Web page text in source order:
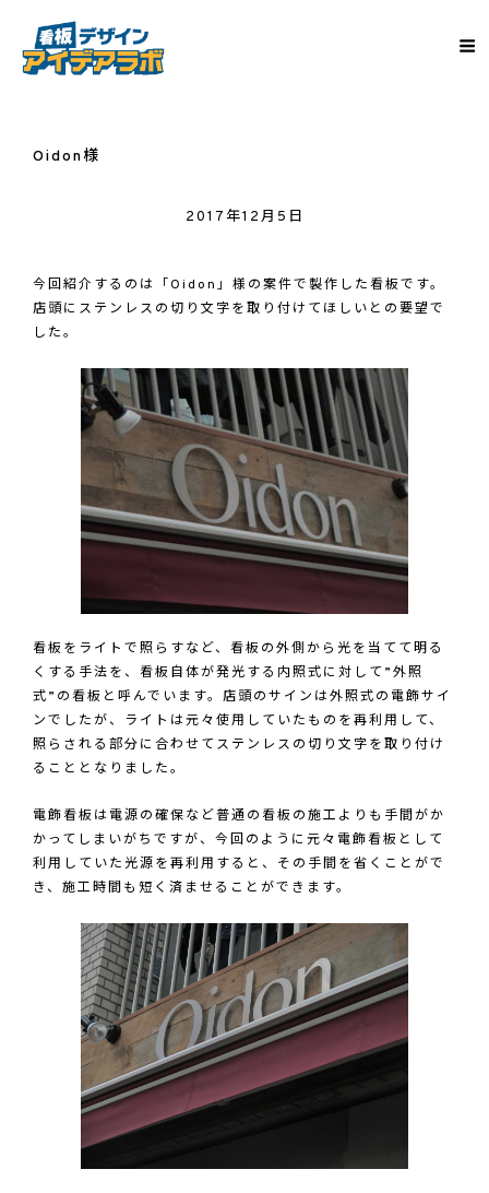
Oidon様
2017年12月5日
今回紹介するのは「 Oidon」様の案件で製作した看板です。
店頭にステンレスの切り文字を取り付けてほしいとの要望で
した。
看板をライトで照らすなど、看板の外側から光を当てて明る
くする手法を、看板自体が発光する内照式に対して ”外照
式” の看板と呼んでいます。店頭のサインは外照式の電飾サイ
ンでしたが、ライトは元々使用していたものを再利用して、
照らされる部分に合わせてステンレスの切り文字を取り付け
ることとなりました。
電飾看板は電源の確保など普通の看板の施工よりも手間がか
かってしまいがちですが、今回のように元々電飾看板として
利用していた光源を再利用すると、その手間を省くことがで
き、施工時間も短く済ませることができます。